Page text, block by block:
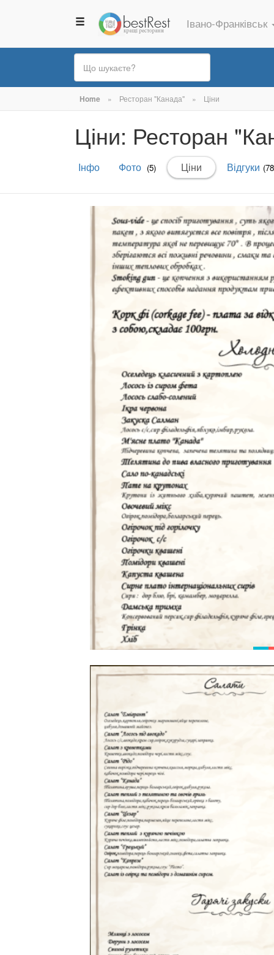
Івано-Франківськ
Ви
є
тут
Home » Ресторан "Канада" » Ціни
Ціни: Ресторан
Первинні
вкладки
Інфо Фото (5) Ціни (активна
вкладка)
Відгуки